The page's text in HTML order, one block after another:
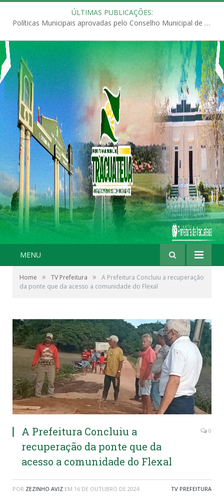
ÚLTIMAS PUBLICAÇÕES:
Políticas Municipais aprovadas pelo Conselho Municipal de Educação (CME)
MENU
Home » TV Prefeitura »
A Prefeitura Concluiu a recuperação
da ponte que da acesso a comunidade do Flexal
A Prefeitura Concluiu a
recuperação da ponte que da
acesso a comunidade do Flexal
0
POR ZEZINHO AVIZ EM 16 DE OUTUBRO DE 2024 TV PREFEITURA